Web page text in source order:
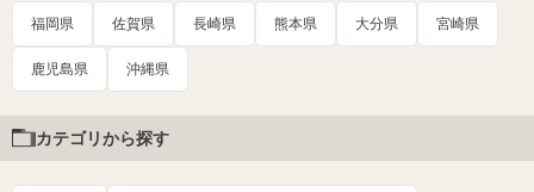
福岡県 佐賀県 長崎県 熊本県 大分県 宮崎県
鹿児島県 沖縄県
カテゴリから探す